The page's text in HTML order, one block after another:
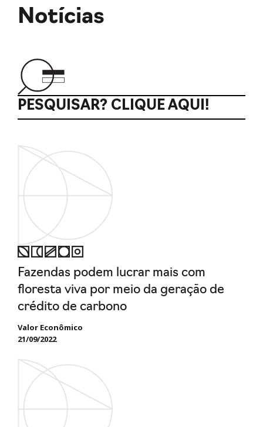
Notícias
PESQUISAR? CLIQUE AQUI!
Fazendas podem lucrar mais com
floresta viva por meio da geração de
crédito de carbono
Valor Econômico
21/09/2022